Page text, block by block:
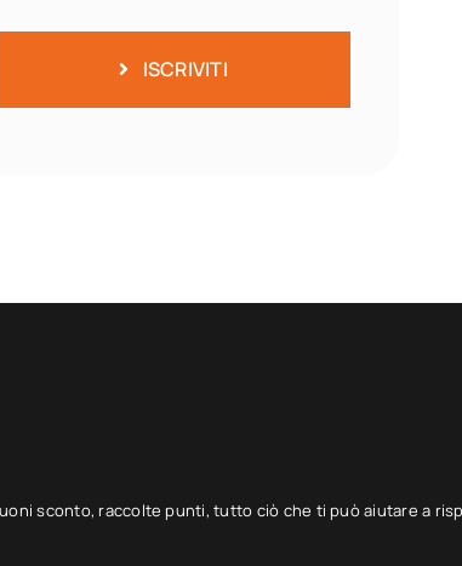
ISCRIVITI
sconto, raccolte punti, tutto ciò che ti può aiutare a